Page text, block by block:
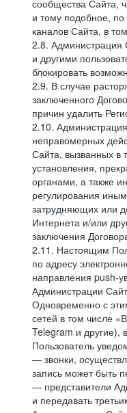
сообщества Сайта,
и тому подобное,
каналов Сайта, в
2.8. Администрация
и другими
блокировать
2.9. В случае
заключенного
причин удалить
2.10.
неправомерных
Сайта, вызванных в
установления,
органами, а также
регулирования
затрудняющих или
Интернета и/или
заключения
2.11. Настоящим
по адресу
направления push-
Администрации
Одновременно с
сетей в том числе
Telegram и другие),
Пользователь
— звонки,
запись может быть
— представители
и передавать